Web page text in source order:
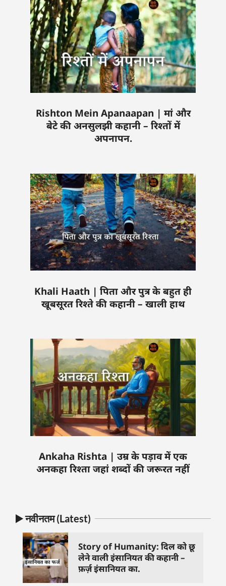
Rishton Mein Apanaapan | मां और
बेटे की अनसुलझी कहानी – रिश्तों में
अपनापन.
Khali Haath | पिता और पुत्र के बहुत ही
खूबसूरत रिश्ते की कहानी – खाली हाथ
Ankaha Rishta | उम्र के पड़ाव में एक
अनकहा रिश्ता जहां शब्दों की जरूरत नहीं
▶️ नवीनतम (Latest)
Story of Humanity: दिल को छू
लेने वाली इंसानियत की कहानी –
फ़र्ज़ इंसानियत का.